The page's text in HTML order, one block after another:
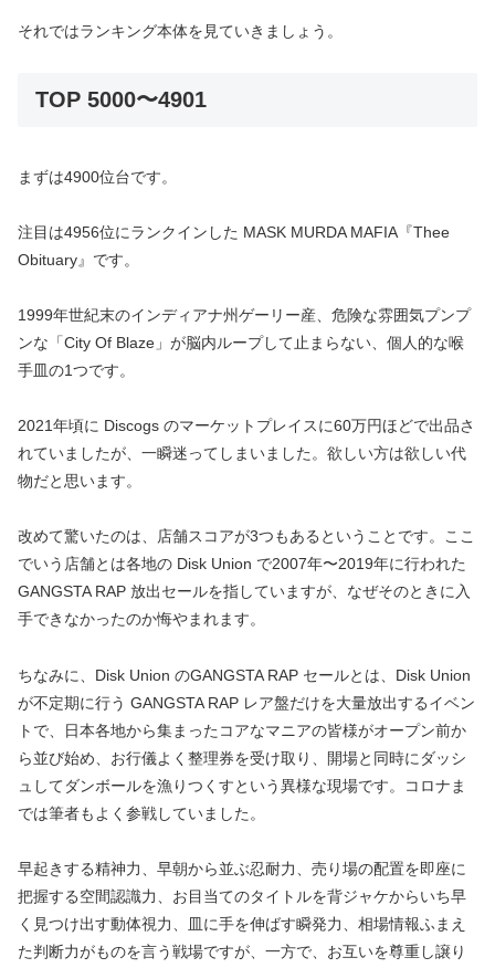
それではランキング本体を見ていきましょう。
TOP 5000〜4901
まずは4900位台です。
注目は4956位にランクインした MASK MURDA MAFIA『Thee
Obituary』です。
1999年世紀末のインディアナ州ゲーリー産、危険な雰囲気プンプ
ンな「City Of Blaze」が脳内ループして止まらない、個人的な喉
手皿の1つです。
2021年頃に Discogs のマーケットプレイスに60万円ほどで出品さ
れていましたが、一瞬迷ってしまいました。欲しい方は欲しい代
物だと思います。
改めて驚いたのは、店舗スコアが3つもあるということです。ここ
でいう店舗とは各地の Disk Union で2007年〜2019年に行われた
GANGSTA RAP 放出セールを指していますが、なぜそのときに入
手できなかったのか悔やまれます。
ちなみに、Disk Union のGANGSTA RAP セールとは、Disk Union
が不定期に行う GANGSTA RAP レア盤だけを大量放出するイベン
トで、日本各地から集まったコアなマニアの皆様がオープン前か
ら並び始め、お行儀よく整理券を受け取り、開場と同時にダッシ
ュしてダンボールを漁りつくすという異様な現場です。コロナま
では筆者もよく参戦していました。
早起きする精神力、早朝から並ぶ忍耐力、売り場の配置を即座に
把握する空間認識力、お目当てのタイトルを背ジャケからいち早
く見つけ出す動体視力、皿に手を伸ばす瞬発力、相場情報ふまえ
た判断力がものを言う戦場ですが、一方で、お互いを尊重し譲り